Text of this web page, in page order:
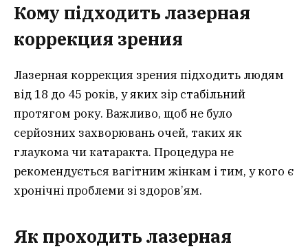
Кому підходить лазерная
коррекция зрения
Лазерная коррекция зрения підходить людям
від 18 до 45 років, у яких зір стабільний
протягом року. Важливо, щоб не було
серйозних захворювань очей, таких як
глаукома чи катаракта. Процедура не
рекомендується вагітним жінкам і тим, у кого є
хронічні проблеми зі здоров’ям.
Як проходить лазерная